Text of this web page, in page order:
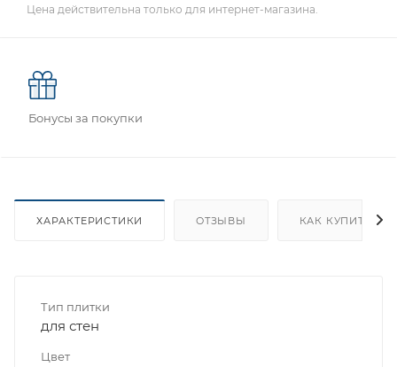
Цена действительна только для интернет-магазина.
Бонусы за покупки
ХАРАКТЕРИСТИКИ ОТЗЫВЫ КАК КУПИТЬ
Тип плитки
для стен
Цвет